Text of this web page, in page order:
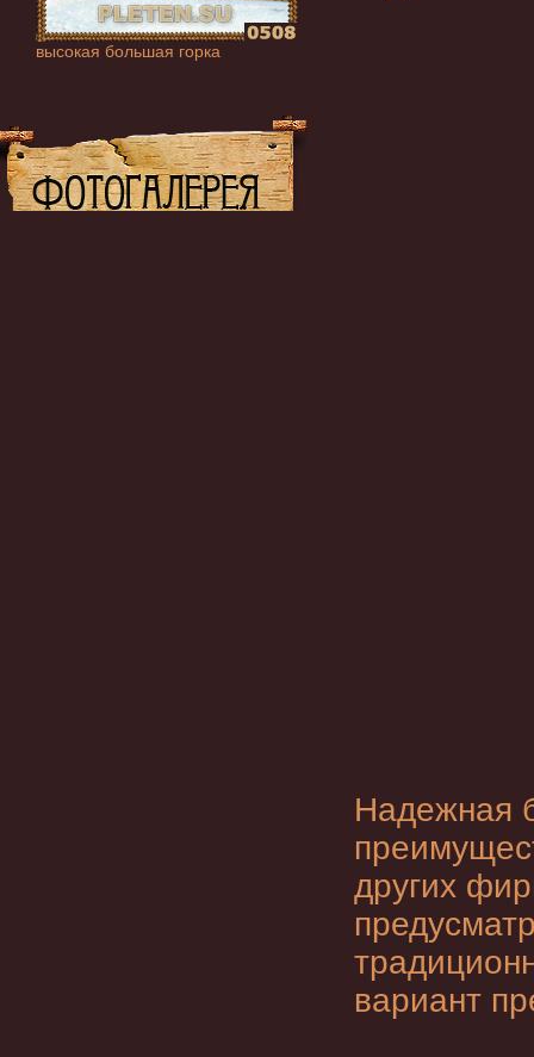
высокая большая горка
Надежная
других
вариант